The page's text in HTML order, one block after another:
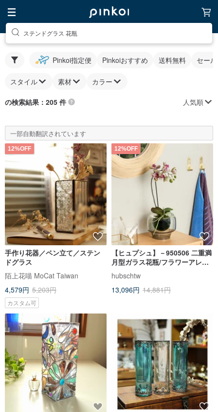
ステンドグラス 花瓶
Pinkoi指定便 Pinkoiおすすめ 送料無料 セー
スタイル 素材 カラー
の検索結果：205 件 人気順
一部自動翻訳されています
12%OFF
手作り花器／ペン立て／ステン
ドグラス
陌上花喵 MoCat Taiwan
4,579円 5,203円
カスタム可
12%OFF
【ヒュプシュ】－950506 二重満
月型ガラス花瓶/フラワーアレン
ジメント/チャイニーズバレンタ
インギフト
hubschtw
13,096円 14,881円